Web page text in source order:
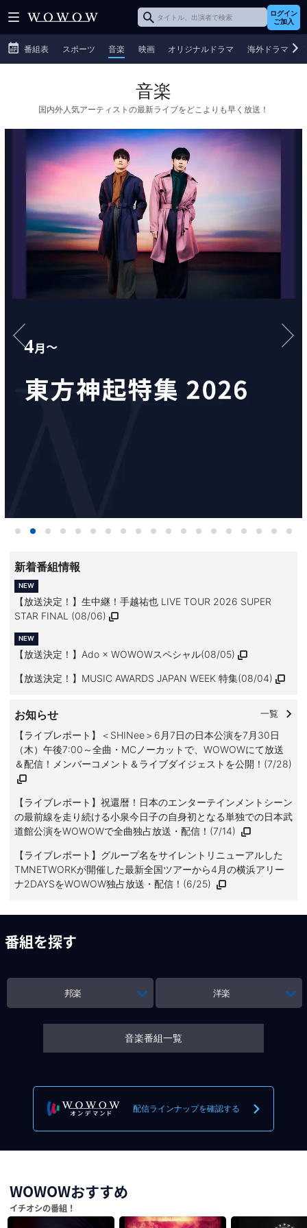
ログイン
ご加入
番組表 スポーツ 音楽 映画 オリジナルドラマ 海外ドラマ
音楽
国内外人気アーティストの最新ライブをどこよりも早く放送！
新着番組情報
【放送決定！】生中継！手越祐也 LIVE TOUR 2026 SUPER
STAR FINAL (08/06)
【放送決定！】Ado × WOWOWスペシャル(08/05)
【放送決定！】MUSIC AWARDS JAPAN WEEK 特集(08/04)
お知らせ 一覧
【ライブレポート】＜SHINee＞6月7日の日本公演を7月30日
（木）午後7:00～全曲・MCノーカットで、WOWOWにて放送
＆配信！メンバーコメント＆ライブダイジェストを公開！(7/28)
【ライブレポート】祝還暦！日本のエンターテインメントシーン
の最前線を走り続ける小泉今日子の自身初となる単独での日本武
道館公演をWOWOWで全曲独占放送・配信！(7/14)
【ライブレポート】グループ名をサイレントリニューアルした
TMNETWORKが開催した最新全国ツアーから4月の横浜アリー
ナ2DAYSをWOWOW独占放送・配信！(6/25)
番組を探す
邦楽 洋楽
音楽番組一覧
配信ラインナップを確認する
WOWOWおすすめ
イチオシの番組！